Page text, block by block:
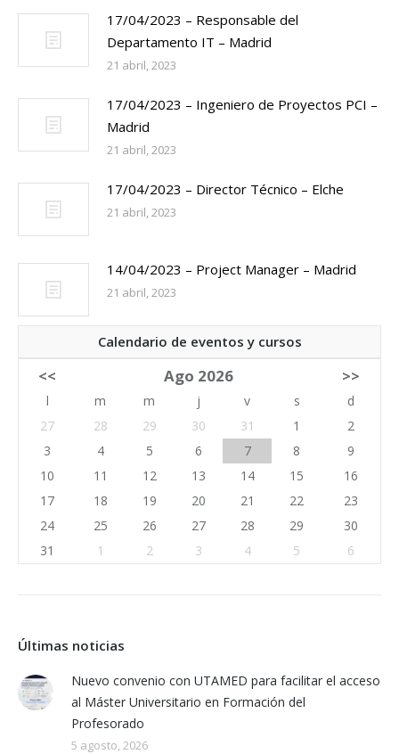
17/04/2023 – Responsable del
Departamento IT – Madrid
21 abril, 2023
17/04/2023 – Ingeniero de Proyectos PCI –
Madrid
21 abril, 2023
17/04/2023 – Director Técnico – Elche
21 abril, 2023
14/04/2023 – Project Manager – Madrid
21 abril, 2023
Calendario de eventos y cursos
<< Ago 2026 >>
l m m j v s
d
27
28 29 30 31 1
2
3
4 5 6 7 8
9
10
11 12 13 14 15
16
17
18 19 20 21 22
23
24
25 26 27 28 29
30
31
1 2 3 4 5 6
Últimas noticias
Nuevo convenio con UTAMED para facilitar el acceso
al Máster Universitario en Formación del
Profesorado
5 agosto, 2026